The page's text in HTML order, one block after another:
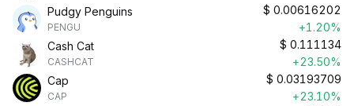
Pudgy Penguins
PENGU
$ 0.00616202
+1.20%
Cash Cat
CASHCAT
$ 0.111134
+23.50%
Cap
CAP
$ 0.03193709
+23.10%